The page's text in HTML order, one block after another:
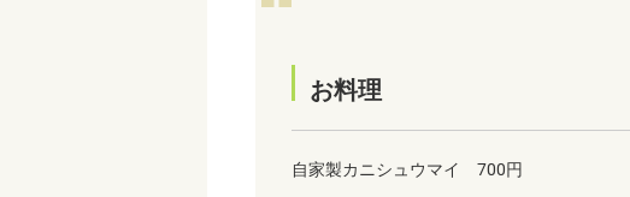
お料理
自家製カニシュウマイ 700円